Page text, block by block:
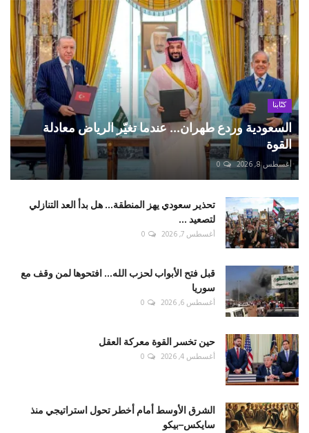
كتّابنا
السعودية وردع طهران... عندما تغيّر الرياض معادلة
القوة
أغسطس 8, 2026 0
تحذير سعودي يهز المنطقة... هل بدأ العد التنازلي
لتصعيد ...
أغسطس 7, 2026 0
قبل فتح الأبواب لحزب الله... افتحوها لمن وقف مع
سوريا
أغسطس 6, 2026 0
حين تخسر القوة معركة العقل
أغسطس 4, 2026 0
الشرق الأوسط أمام أخطر تحول استراتيجي منذ
سايكس–بيكو